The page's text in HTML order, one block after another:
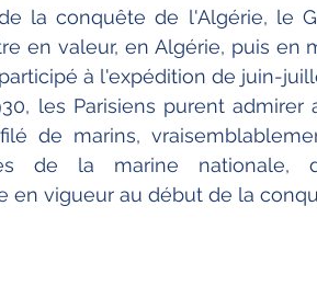
la conquête de l'Algérie, le
en valeur, en Algérie, puis en
à l'expédition de juin-
les Parisiens purent admirer
de marins,
de la marine nationale,
en vigueur au début de la